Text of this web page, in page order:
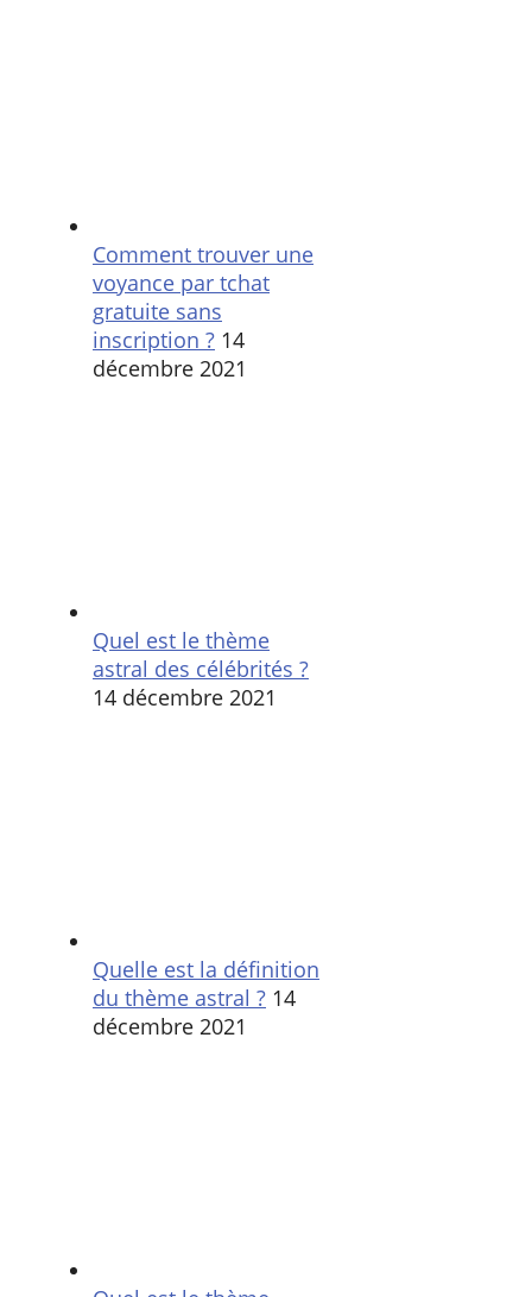
Comment trouver une
voyance par tchat
gratuite sans
inscription ? 14
décembre 2021
Quel est le thème
astral des célébrités ?
14 décembre 2021
Quelle est la définition
du thème astral ? 14
décembre 2021